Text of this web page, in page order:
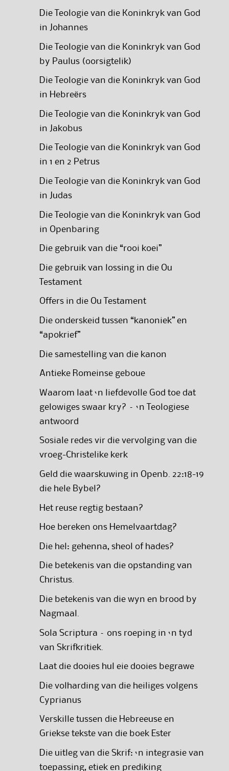
Die Teologie van die Koninkryk van God
in Johannes
Die Teologie van die Koninkryk van God
by Paulus (oorsigtelik)
Die Teologie van die Koninkryk van God
in Hebreërs
Die Teologie van die Koninkryk van God
in Jakobus
Die Teologie van die Koninkryk van God
in 1 en 2 Petrus
Die Teologie van die Koninkryk van God
in Judas
Die Teologie van die Koninkryk van God
in Openbaring
Die gebruik van die “rooi koei”
Die gebruik van lossing in die Ou
Testament
Offers in die Ou Testament
Die onderskeid tussen “kanoniek” en
“apokrief”
Die samestelling van die kanon
Antieke Romeinse geboue
Waarom laat ‘n liefdevolle God toe dat
gelowiges swaar kry? – ‘n Teologiese
antwoord
Sosiale redes vir die vervolging van die
vroeg-Christelike kerk
Geld die waarskuwing in Openb. 22:18-19
die hele Bybel?
Het reuse regtig bestaan?
Hoe bereken ons Hemelvaartdag?
Die hel: gehenna, sheol of hades?
Die betekenis van die opstanding van
Christus.
Die betekenis van die wyn en brood by
Nagmaal.
Sola Scriptura – ons roeping in ‘n tyd
van Skrifkritiek.
Laat die dooies hul eie dooies begrawe
Die volharding van die heiliges volgens
Cyprianus
Verskille tussen die Hebreeuse en
Griekse tekste van die boek Ester
Die uitleg van die Skrif: ‘n integrasie van
toepassing, etiek en prediking